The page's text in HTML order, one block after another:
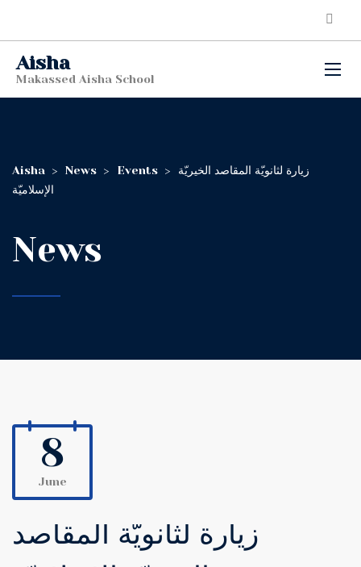
Aisha
Makassed Aisha School
Aisha > News > Events >
زيارة لثانويّة المقاصد الخيريّة
الإسلاميّة
News
8
June
زيارة لثانويّة المقاصد